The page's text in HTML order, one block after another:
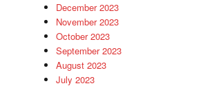
December 2023
November 2023
October 2023
September 2023
August 2023
July 2023